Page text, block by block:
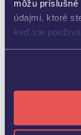
môžu
údajmi, ktoré
keď ste
Ďalšie